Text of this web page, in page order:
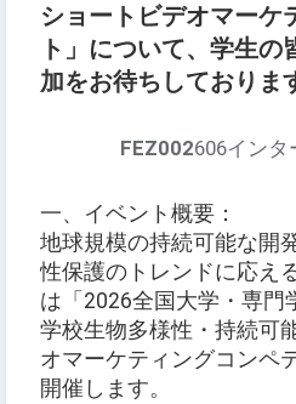
ショートビデオマーケ
ト」について、学生
加をお待ちしておりま
FEZ002606イン
一、イベント概要：
地球規模の持続可能な開
性保護のトレンドに応え
は「2026全国大学・専門
学校生物多様性・持続可
オマーケティングコンペ
開催します。